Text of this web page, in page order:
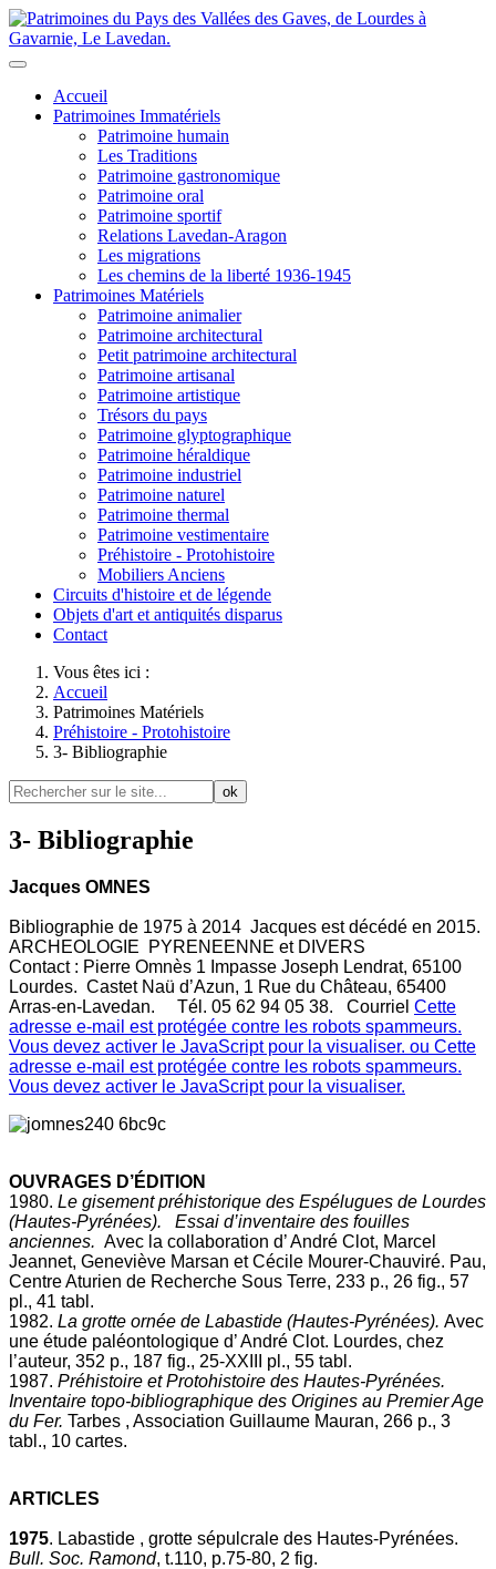
Accueil
Patrimoines Immatériels
Patrimoine humain
Les Traditions
Patrimoine gastronomique
Patrimoine oral
Patrimoine sportif
Relations Lavedan-Aragon
Les migrations
Les chemins de la liberté 1936-1945
Patrimoines Matériels
Patrimoine animalier
Patrimoine architectural
Petit patrimoine architectural
Patrimoine artisanal
Patrimoine artistique
Trésors du pays
Patrimoine glyptographique
Patrimoine héraldique
Patrimoine industriel
Patrimoine naturel
Patrimoine thermal
Patrimoine vestimentaire
Préhistoire - Protohistoire
Mobiliers Anciens
Circuits d'histoire et de légende
Objets d'art et antiquités disparus
Contact
Vous êtes ici :
Accueil
Patrimoines Matériels
Préhistoire - Protohistoire
3- Bibliographie
ok
3- Bibliographie
Jacques OMNES
Bibliographie de 1975 à 2014 Jacques est décédé en 2015.
ARCHEOLOGIE PYRENEENNE et DIVERS
Contact : Pierre Omnès 1 Impasse Joseph Lendrat, 65100
Lourdes. Castet Naü d’Azun, 1 Rue du Château, 65400
Arras-en-Lavedan. Tél. 05 62 94 05 38. Courriel Cette
adresse e-mail est protégée contre les robots spammeurs.
Vous devez activer le JavaScript pour la visualiser. ou Cette
adresse e-mail est protégée contre les robots spammeurs.
Vous devez activer le JavaScript pour la visualiser.
OUVRAGES D’ÉDITION
1980. Le gisement préhistorique des Espélugues de Lourdes
(Hautes-Pyrénées). Essai d’inventaire des fouilles
anciennes. Avec la collaboration d’ André Clot, Marcel
Jeannet, Geneviève Marsan et Cécile Mourer-Chauviré. Pau,
Centre Aturien de Recherche Sous Terre, 233 p., 26 fig., 57
pl., 41 tabl.
1982. La grotte ornée de Labastide (Hautes-Pyrénées). Avec
une étude paléontologique d’ André Clot. Lourdes, chez
l’auteur, 352 p., 187 fig., 25-XXIII pl., 55 tabl.
1987. Préhistoire et Protohistoire des Hautes-Pyrénées.
Inventaire topo-bibliographique des Origines au Premier Age
du Fer. Tarbes , Association Guillaume Mauran, 266 p., 3
tabl., 10 cartes.
ARTICLES
1975. Labastide , grotte sépulcrale des Hautes-Pyrénées.
Bull. Soc. Ramond, t.110, p.75-80, 2 fig.